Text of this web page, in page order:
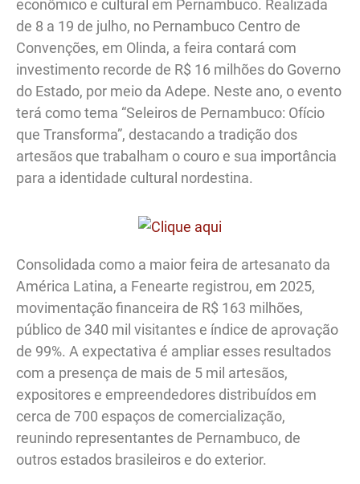
econômico e cultural em Pernambuco. Realizada
de 8 a 19 de julho, no Pernambuco Centro de
Convenções, em Olinda, a feira contará com
investimento recorde de R$ 16 milhões do Governo
do Estado, por meio da Adepe. Neste ano, o evento
terá como tema “Seleiros de Pernambuco: Ofício
que Transforma”, destacando a tradição dos
artesãos que trabalham o couro e sua importância
para a identidade cultural nordestina.
Consolidada como a maior feira de artesanato da
América Latina, a Fenearte registrou, em 2025,
movimentação financeira de R$ 163 milhões,
público de 340 mil visitantes e índice de aprovação
de 99%. A expectativa é ampliar esses resultados
com a presença de mais de 5 mil artesãos,
expositores e empreendedores distribuídos em
cerca de 700 espaços de comercialização,
reunindo representantes de Pernambuco, de
outros estados brasileiros e do exterior.